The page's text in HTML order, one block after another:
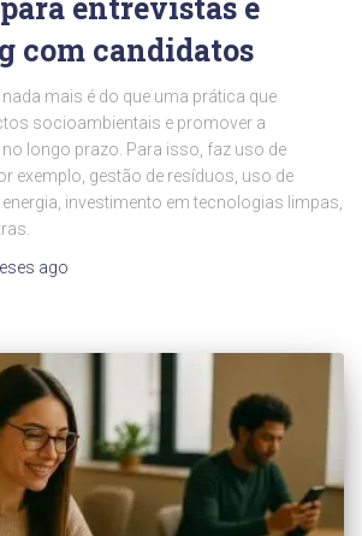
com candidatos
mais é do que uma prática que
socioambientais e promover a
longo prazo. Para isso, faz uso de
exemplo, gestão de resíduos, uso de
investimento em tecnologias limpas,
ago